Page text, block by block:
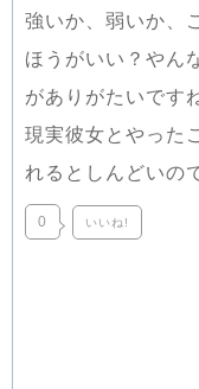
強いか、弱いか、
ほうがいい？やん
がありがたいです
現実彼女とやった
れるとしんどいの
0 いいね!